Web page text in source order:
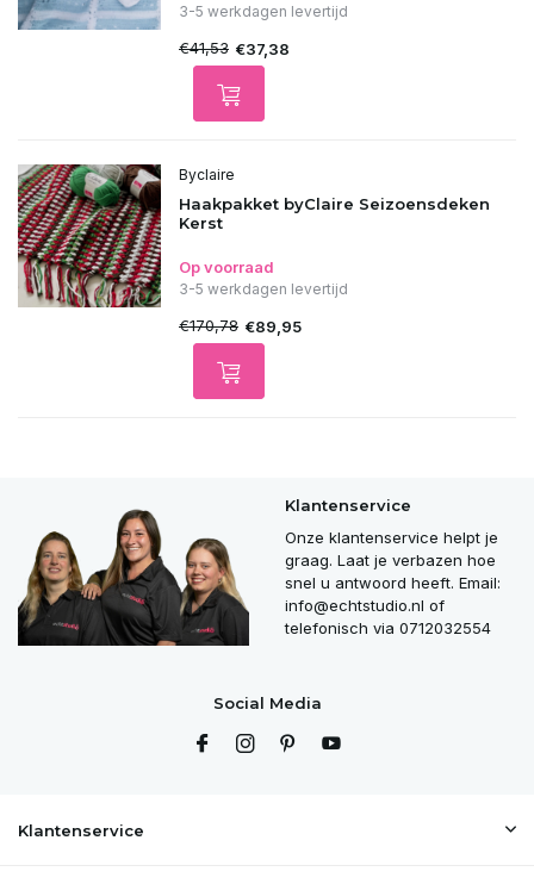
3-5 werkdagen levertijd
€41,53 €37,38
Byclaire
Haakpakket byClaire Seizoensdeken
Kerst
Op voorraad
3-5 werkdagen levertijd
€170,78 €89,95
Klantenservice
Onze klantenservice helpt je
graag. Laat je verbazen hoe
snel u antwoord heeft. Email:
info@echtstudio.nl of
telefonisch via 0712032554
Social Media
Klantenservice